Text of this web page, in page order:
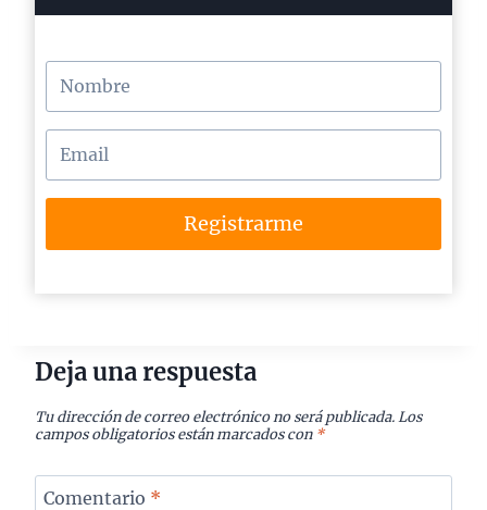
Registrarme
Deja una respuesta
Tu dirección de correo electrónico no será publicada. Los
campos obligatorios están marcados con *
Comentario *